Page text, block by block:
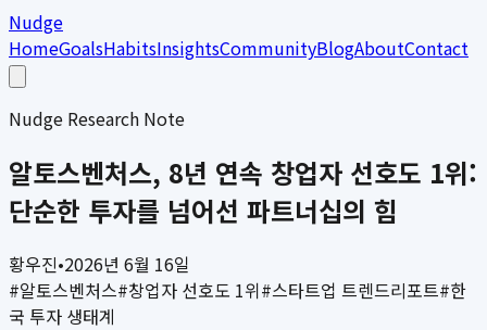
Nudge
HomeGoalsHabitsInsightsCommunityBlogAboutContact
Nudge Research Note
알토스벤처스, 8년 연속 창업자 선호도 1위:
단순한 투자를 넘어선 파트너십의 힘
황우진•2026년 6월 16일
#알토스벤처스#창업자 선호도 1위#스타트업 트렌드리포트#한
국 투자 생태계